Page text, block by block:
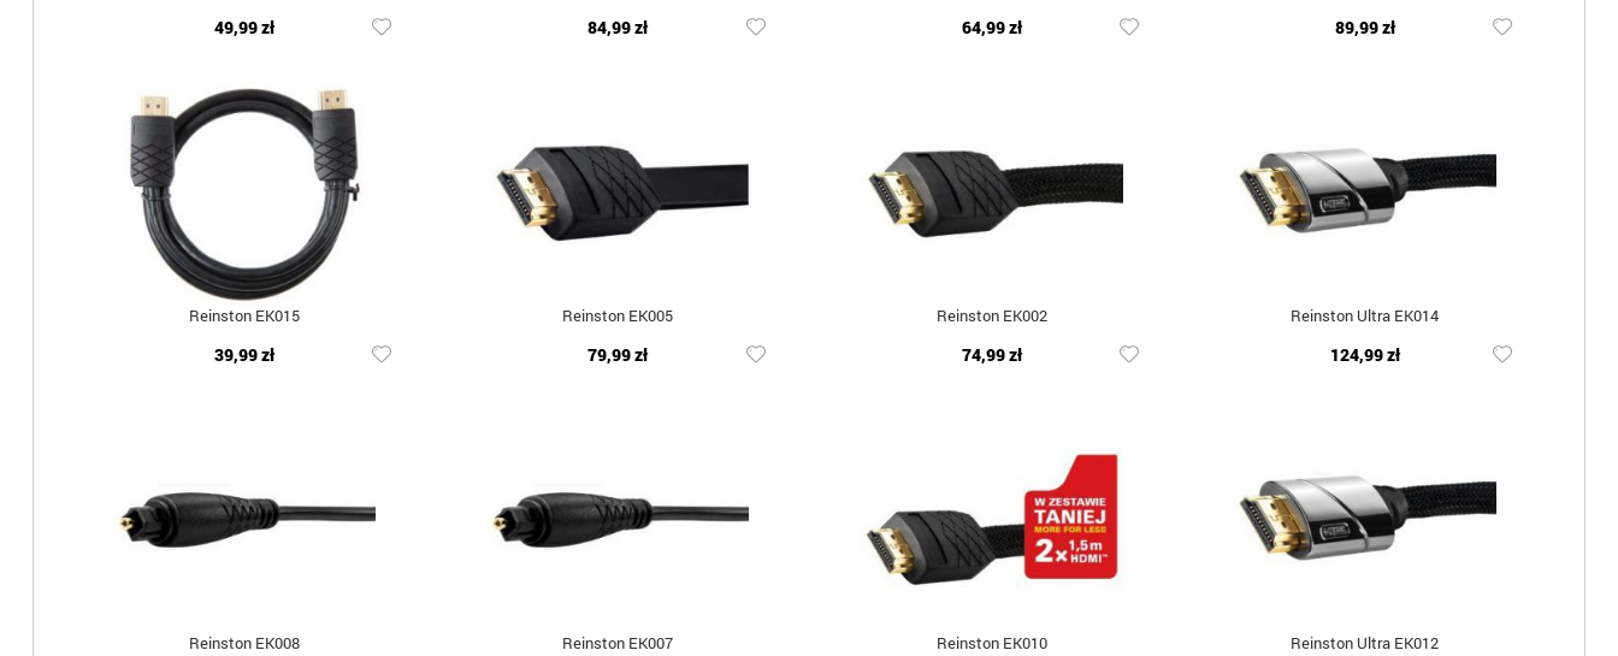
49,99 zł 84,99 zł 64,99 zł 89,99 zł
Reinston EK015
39,99 zł
Reinston EK005
79,99 zł
Reinston EK002
74,99 zł
Reinston Ultra EK014
124,99 zł
Reinston EK008 Reinston EK007 Reinston EK010 Reinston Ultra EK012